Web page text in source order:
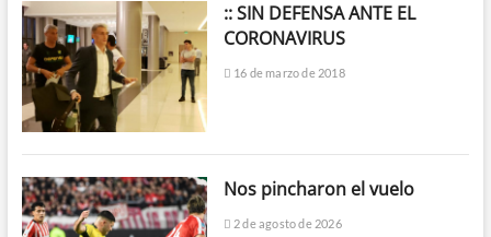
:: SIN DEFENSA ANTE EL
CORONAVIRUS
16 de marzo de 2018
Nos pincharon el vuelo
2 de agosto de 2026